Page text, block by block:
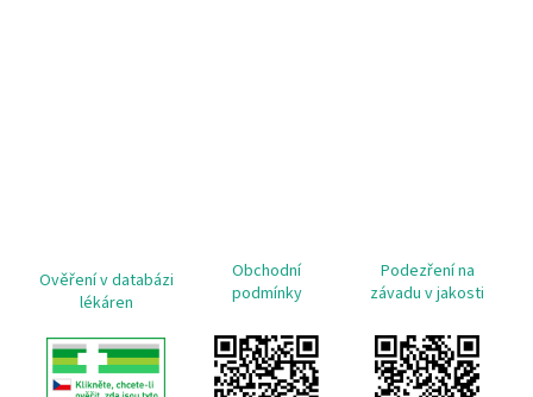
Ověření v databázi
lékáren
Obchodní
podmínky
Podezření na
závadu v jakosti